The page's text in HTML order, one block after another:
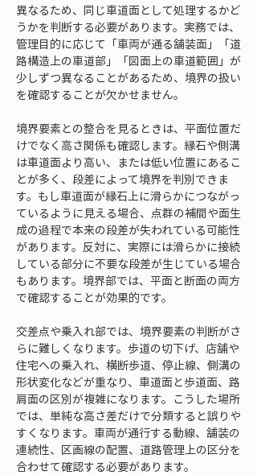
異なるため、同じ車道面として処理するかど
うかを判断する必要があります。実務では、
管理目的に応じて「車両が通る舗装面」「道
路構造上の車道部」「図面上の車道範囲」が
少しずつ異なることがあるため、境界の扱い
を確認することが欠かせません。
境界要素との整合を見るときは、平面位置だ
けでなく高さ関係も確認します。縁石や側溝
は車道面より高い、または低い位置にあるこ
とが多く、段差によって境界を判別できま
す。もし車道面が縁石上に滑らかにつながっ
ているように見える場合、点群の補間や面生
成の過程で本来の段差が失われている可能性
があります。反対に、実際には滑らかに接続
している部分に不要な段差が生じている場合
もあります。境界部では、平面と断面の両方
で確認することが効果的です。
交差点や乗入れ部では、境界要素の判断がさ
らに難しくなります。歩道の切下げ、店舗や
住宅への乗入れ、横断歩道、停止線、側溝の
形状変化などが重なり、車道面と歩道面、路
肩面の区別が複雑になります。こうした場所
では、単純な高さ差だけで分類すると誤りや
すくなります。車両が通行する動線、舗装の
連続性、区画線の配置、道路管理上の区分を
合わせて確認する必要があります。